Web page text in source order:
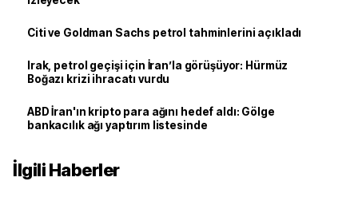
Citi ve Goldman Sachs petrol tahminlerini açıkladı
Irak, petrol geçişi için İran’la görüşüyor: Hürmüz
Boğazı krizi ihracatı vurdu
ABD İran'ın kripto para ağını hedef aldı: Gölge
bankacılık ağı yaptırım listesinde
İlgili Haberler